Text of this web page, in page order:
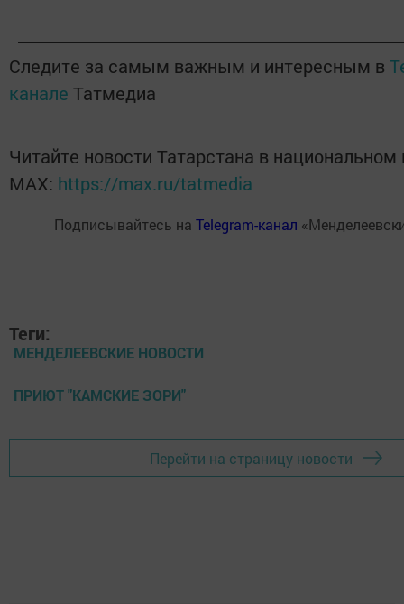
Следите за самым важным и интересным в
канале Татмедиа
Читайте новости Татарстана в
MАХ: https://max.ru/tatmedia
Подписывайтесь на Telegram-канал
Теги:
МЕНДЕЛЕЕВСКИЕ НОВОСТИ
ПРИЮТ "КАМСКИЕ ЗОРИ"
Перейти на страницу новости